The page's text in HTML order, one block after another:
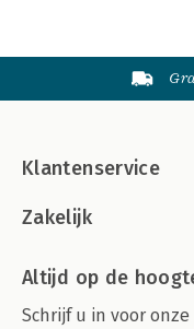
Klantenservice
Zakelijk
Altijd op de
Schrijf u in voor